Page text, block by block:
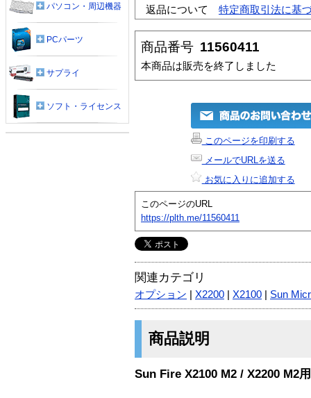
返品について
特定商取引法に基
商品番号 11560411
本商品は販売を終了しました
このページを印刷する
メールでURLを送る
お気に入りに追加する
このページのURL
https://plth.me/11560411
関連カテゴリ
オプション X2200 X2100 Sun
商品説明
Sun Fire X2100 M2 / X2200 M2
パソコン・周辺機器
PCパーツ
サプライ
ソフト・ライセンス